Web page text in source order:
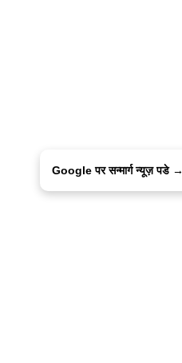
Google पर सन्मार्ग न्यूज़ पडे →